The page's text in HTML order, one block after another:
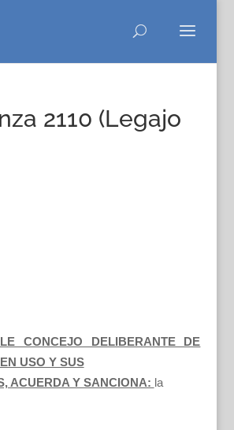
2110 (Legajo
CONCEJO DELIBERANTE DE
USO Y SUS
ACUERDA Y SANCIONA: la